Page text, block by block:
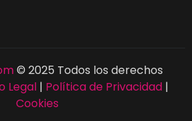
© 2025 Todos los derechos
Legal| Política de Privacidad|
Cookies